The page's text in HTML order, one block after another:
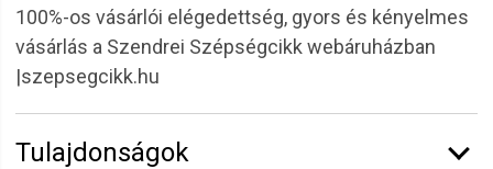
100%-os vásárlói elégedettség, gyors és kényelmes
vásárlás a Szendrei Szépségcikk webáruházban
|szepsegcikk.hu
Tulajdonságok